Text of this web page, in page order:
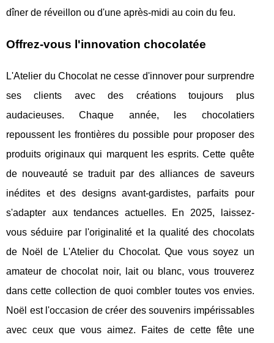
dîner de réveillon ou d'une après-midi au coin du feu.
Offrez-vous l'innovation chocolatée
L'Atelier du Chocolat ne cesse d'innover pour surprendre
ses clients avec des créations toujours plus
audacieuses. Chaque année, les chocolatiers
repoussent les frontières du possible pour proposer des
produits originaux qui marquent les esprits. Cette quête
de nouveauté se traduit par des alliances de saveurs
inédites et des designs avant-gardistes, parfaits pour
s'adapter aux tendances actuelles. En 2025, laissez-
vous séduire par l'originalité et la qualité des chocolats
de Noël de L'Atelier du Chocolat. Que vous soyez un
amateur de chocolat noir, lait ou blanc, vous trouverez
dans cette collection de quoi combler toutes vos envies.
Noël est l'occasion de créer des souvenirs impérissables
avec ceux que vous aimez. Faites de cette fête une